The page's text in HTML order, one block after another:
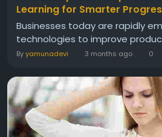
Learning for Smarter
Businesses today are rapidly
technologies to improve
Byyamunadevi 3 months ago 0